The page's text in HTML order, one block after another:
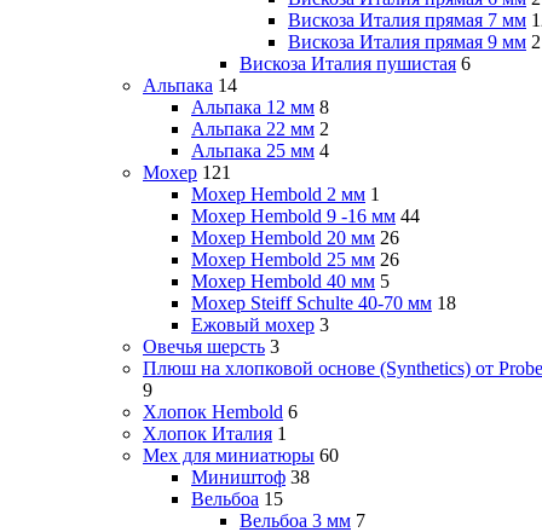
Вискоза Италия прямая 7 мм
Вискоза Италия прямая 9 мм 2
Вискоза Италия пушистая 6
Альпака 14
Альпака 12 мм 8
Альпака 22 мм 2
Альпака 25 мм 4
Мохер 121
Мохер Hembold 2 мм 1
Мохер Hembold 9 -16 мм 44
Мохер Hembold 20 мм 26
Мохер Hembold 25 мм 26
Мохер Hembold 40 мм 5
Мохер Steiff Schulte 40-70 мм 18
Ежовый мохер 3
Овечья шерсть 3
Плюш на хлопковой основе (Synthetics) от
9
Хлопок Hembold 6
Хлопок Италия 1
Мех для миниатюры 60
Миништоф 38
Вельбоа 15
Вельбоа 3 мм 7